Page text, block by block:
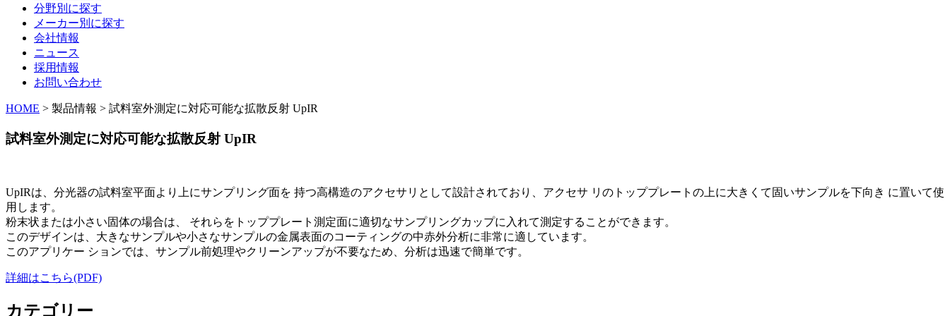
分野別に探す
メーカー別に探す
会社情報
ニュース
採用情報
お問い合わせ
HOME > 製品情報 > 試料室外測定に対応可能な拡散反射 UpIR
試料室外測定に対応可能な拡散反射 UpIR
UpIRは、分光器の試料室平面より上にサンプリング面を 持つ高構造のアクセサリとして設計されており、アクセサ リのトッププレートの上に大きくて固いサンプルを下向き に置いて使
用します。
粉末状または小さい固体の場合は、 それらをトッププレート測定面に適切なサンプリングカップに入れて測定することができます。
このデザインは、大きなサンプルや小さなサンプルの金属表面のコーティングの中赤外分析に非常に適しています。
このアプリケー ションでは、サンプル前処理やクリーンアップが不要なため、分析は迅速で簡単です。
詳細はこちら(PDF)
カテゴリー